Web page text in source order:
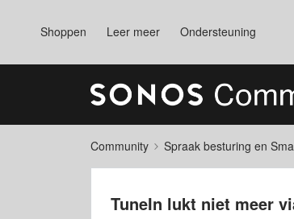
Shoppen Leer meer Ondersteuning
Community Spraak besturing en
TuneIn lukt niet meer